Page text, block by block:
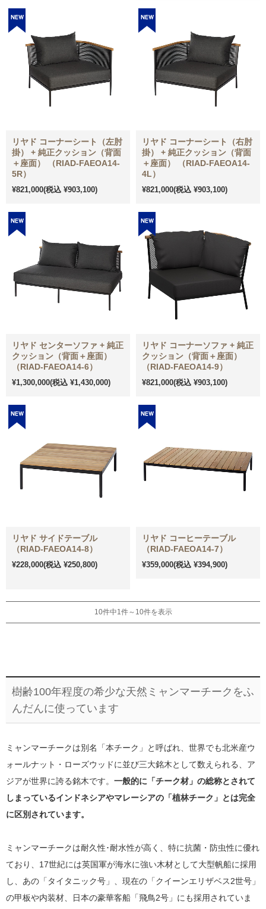
リヤド コーナーシート（左肘
掛） + 純正クッション（背面
＋座面） （RIAD-FAEOA14-
5R）
¥821,000(税込 ¥903,100)
リヤド コーナーシート（右肘
掛） + 純正クッション（背面
＋座面） （RIAD-FAEOA14-
4L）
¥821,000(税込 ¥903,100)
リヤド センターソファ + 純正
クッション（背面＋座面）
（RIAD-FAEOA14-6）
¥1,300,000(税込 ¥1,430,000)
リヤド コーナーソファ + 純正
クッション（背面＋座面）
（RIAD-FAEOA14-9）
¥821,000(税込 ¥903,100)
リヤド サイドテーブル
（RIAD-FAEOA14-8）
¥228,000(税込 ¥250,800)
リヤド コーヒーテーブル
（RIAD-FAEOA14-7）
¥359,000(税込 ¥394,900)
10件中1件～10件を表示
樹齢100年程度の希少な天然ミャンマーチークをふ
んだんに使っています
ミャンマーチークは別名「本チーク」と呼ばれ、世界でも北米産ウ
ォールナット・ローズウッドに並び三大銘木として数えられる、ア
ジアが世界に誇る銘木です。 一般的に「チーク材」の総称とされて
しまっているインドネシアやマレーシアの「植林チーク」とは完全
に区別されています。
ミャンマーチークは耐久性･耐水性が高く、特に抗菌・防虫性に優れ
ており、17世紀には英国軍が海水に強い木材として大型帆船に採用
し、あの「タイタニック号」、現在の「クイーンエリザベス2世号」
の甲板や内装材、日本の豪華客船「飛鳥2号」にも採用されていま